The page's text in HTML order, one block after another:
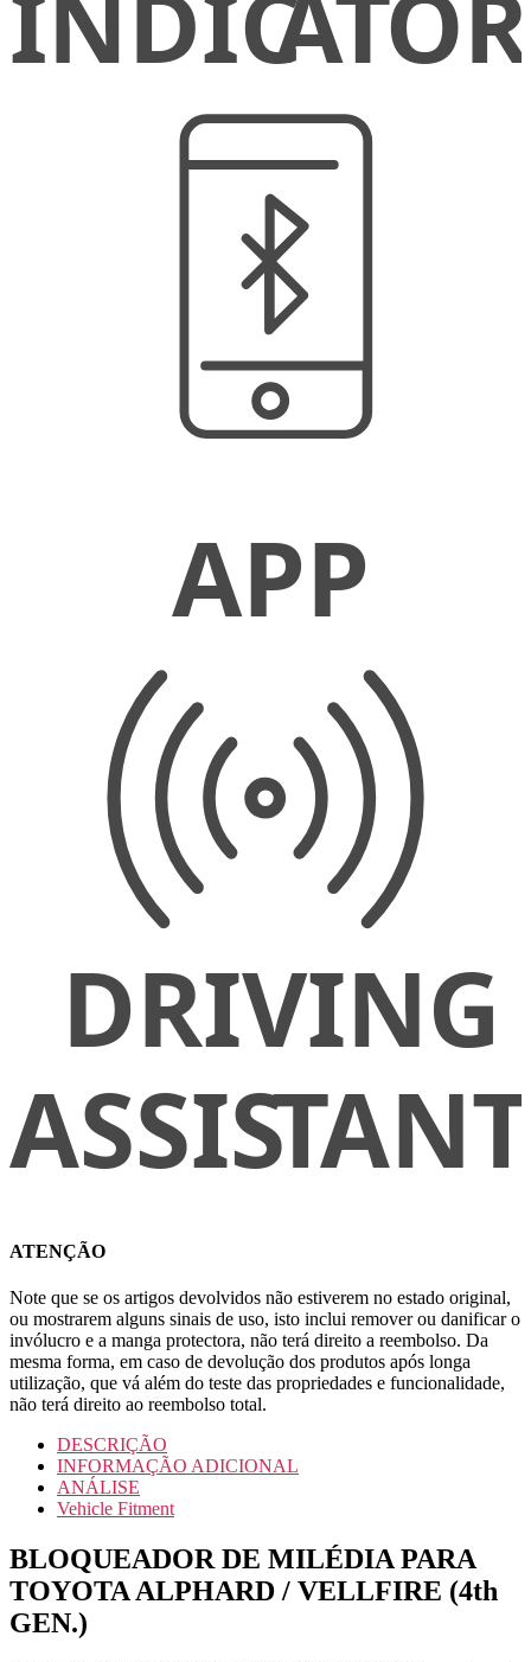
ATENÇÃO
Note que se os artigos devolvidos não estiverem no estado original,
ou mostrarem alguns sinais de uso, isto inclui remover ou danificar o
invólucro e a manga protectora, não terá direito a reembolso. Da
mesma forma, em caso de devolução dos produtos após longa
utilização, que vá além do teste das propriedades e funcionalidade,
não terá direito ao reembolso total.
DESCRIÇÃO
INFORMAÇÃO ADICIONAL
ANÁLISE
Vehicle Fitment
BLOQUEADOR DE MILÉDIA PARA
TOYOTA ALPHARD / VELLFIRE (4th
GEN.)